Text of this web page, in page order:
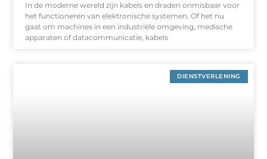
In de moderne wereld zijn kabels en draden onmisbaar voor
het functioneren van elektronische systemen. Of het nu
gaat om machines in een industriële omgeving, medische
apparaten of datacommunicatie, kabels
DIENSTVERLENING